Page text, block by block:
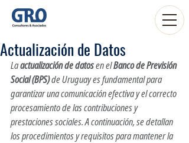
Actualización de Datos
La actualización de datos en el Banco de Previsión
Social (BPS) de Uruguay es fundamental para
garantizar una comunicación efectiva y el correcto
procesamiento de las contribuciones y
prestaciones sociales. A continuación, se detallan
los procedimientos y requisitos para mantener la